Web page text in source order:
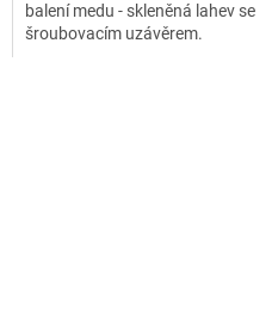
balení medu - skleněná lahev se
šroubovacím uzávěrem.